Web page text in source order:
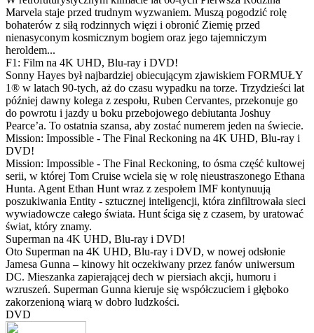
Marvela staje przed trudnym wyzwaniem. Muszą pogodzić rolę
bohaterów z siłą rodzinnych więzi i obronić Ziemię przed
nienasyconym kosmicznym bogiem oraz jego tajemniczym
heroldem...
F1: Film na 4K UHD, Blu-ray i DVD!
Sonny Hayes był najbardziej obiecującym zjawiskiem FORMUŁY
1® w latach 90-tych, aż do czasu wypadku na torze. Trzydzieści lat
później dawny kolega z zespołu, Ruben Cervantes, przekonuje go
do powrotu i jazdy u boku przebojowego debiutanta Joshuy
Pearce’a. To ostatnia szansa, aby zostać numerem jeden na świecie.
Mission: Impossible - The Final Reckoning na 4K UHD, Blu-ray i
DVD!
Mission: Impossible - The Final Reckoning, to ósma część kultowej
serii, w której Tom Cruise wciela się w rolę nieustraszonego Ethana
Hunta. Agent Ethan Hunt wraz z zespołem IMF kontynuują
poszukiwania Entity - sztucznej inteligencji, która zinfiltrowała sieci
wywiadowcze całego świata. Hunt ściga się z czasem, by uratować
świat, który znamy.
Superman na 4K UHD, Blu-ray i DVD!
Oto Superman na 4K UHD, Blu-ray i DVD, w nowej odsłonie
Jamesa Gunna – kinowy hit oczekiwany przez fanów uniwersum
DC. Mieszanka zapierającej dech w piersiach akcji, humoru i
wzruszeń. Superman Gunna kieruje się współczuciem i głęboko
zakorzenioną wiarą w dobro ludzkości.
DVD